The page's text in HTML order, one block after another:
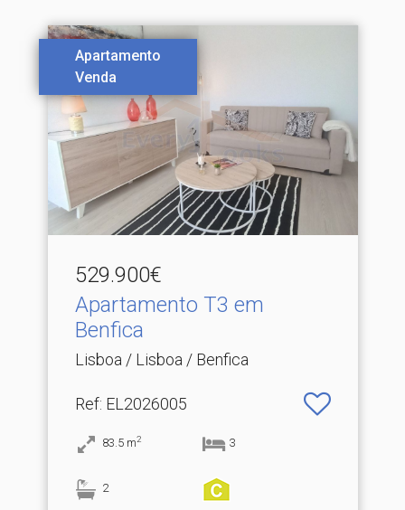
Apartamento
Venda
529.900€
Apartamento T3 em
Benfica
Lisboa / Lisboa / Benfica
Ref: EL2026005
83.5 m2 3
2